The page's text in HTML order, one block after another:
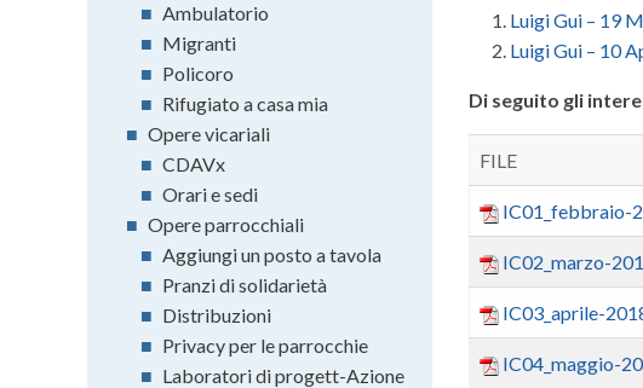
Luigi Gui – 19
Luigi Gui – 10
Di seguito gli
FILE
IC01_febbraio-
IC02_marzo-
IC03_aprile-
IC04_maggio-
■ Ambulatorio
■ Migranti
■ Policoro
■ Rifugiato a casa mia
■ Opere vicariali
■ CDAVx
■ Orari e sedi
■ Opere parrocchiali
■ Aggiungi un posto a tavola
■ Pranzi di solidarietà
■ Distribuzioni
■ Privacy per le parrocchie
■ Laboratori di progett-Azione